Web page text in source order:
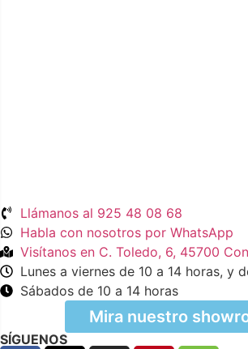
Llámanos al 925 48 08 68
Habla con nosotros por WhatsApp
Visítanos en C. Toledo, 6, 45700
Lunes a viernes de 10 a 14 horas, y
Sábados de 10 a 14 horas
Mira nuestro
SÍGUENOS